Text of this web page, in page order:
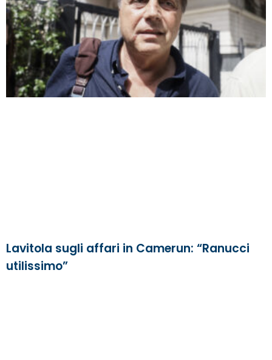
Lavitola sugli affari in Camerun: “Ranucci
utilissimo”